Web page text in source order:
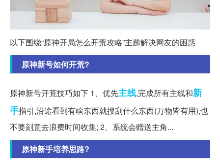
以下围绕“原神开局怎么开荒攻略”主题解决网友的困惑
原神新号如何开荒?
原神新号开荒技巧如下 1、优先主线,完成所有主线和新
手指引,沿途看到有啥东西就搜刮什么东西(万物皆有用),也
不要刻意去浪费时间收集; 2、系统会赠送主角...
原神新手培养思路?